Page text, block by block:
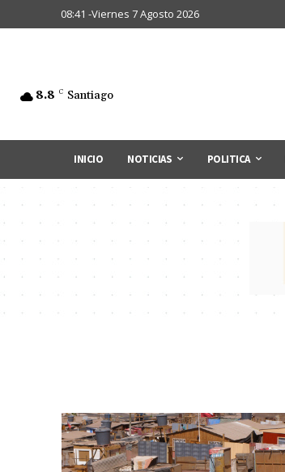
08:41 -Viernes 7 Agosto 2026
8.8 C Santiago
INICIO NOTICIAS POLITICA